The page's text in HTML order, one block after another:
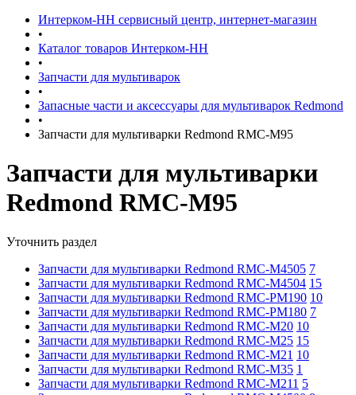
Интерком-НН сервисный центр, интернет-магазин
•
Каталог товаров Интерком-НН
•
Запчасти для мультиварок
•
Запасные части и аксессуары для мультиварок Redmond
•
Запчасти для мультиварки Redmond RMC-M95
Запчасти для мультиварки
Redmond RMC-M95
Уточнить раздел
Запчасти для мультиварки Redmond RMC-M4505 7
Запчасти для мультиварки Redmond RMC-M4504 15
Запчасти для мультиварки Redmond RMC-PM190 10
Запчасти для мультиварки Redmond RMC-PM180 7
Запчасти для мультиварки Redmond RMC-M20 10
Запчасти для мультиварки Redmond RMC-M25 15
Запчасти для мультиварки Redmond RMC-M21 10
Запчасти для мультиварки Redmond RMC-M35 1
Запчасти для мультиварки Redmond RMC-M211 5